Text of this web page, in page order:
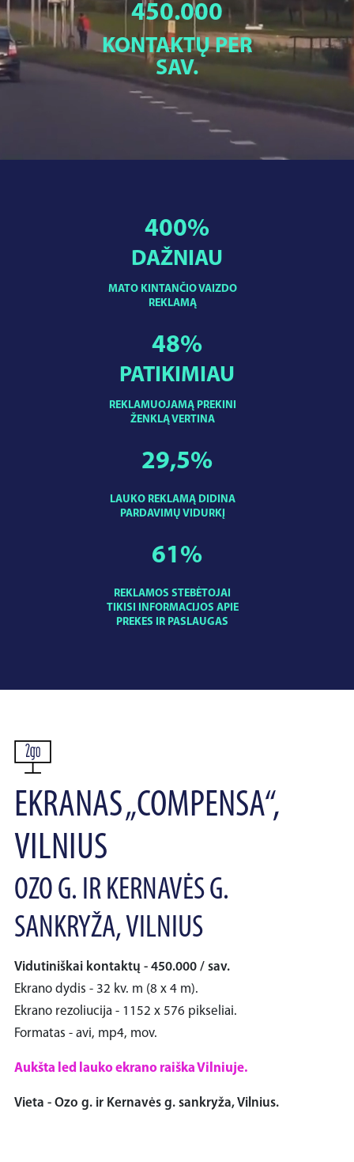
450.000
KONTAKTŲ PER
SAV.
MATO KINTANČIO VAIZDO
REKLAMĄ
400%
DAŽNIAU
REKLAMUOJAMĄ PREKINI
ŽENKLĄ VERTINA
48%
PATIKIMIAU
LAUKO REKLAMĄ DIDINA
PARDAVIMŲ VIDURKĮ
29,5%
REKLAMOS STEBĖTOJAI
TIKISI INFORMACIJOS APIE
PREKES IR PASLAUGAS
61%
EKRANAS „COMPENSA“,
VILNIUS
OZO G. IR KERNAVĖS G.
SANKRYŽA, VILNIUS
Vidutiniškai kontaktų - 450.000 / sav.
Ekrano dydis - 32 kv. m (8 x 4 m).
Ekrano rezoliucija - 1152 x 576 pikseliai.
Formatas - avi, mp4, mov.
Aukšta led lauko ekrano raiška Vilniuje.
Vieta - Ozo g. ir Kernavės g. sankryža, Vilnius.